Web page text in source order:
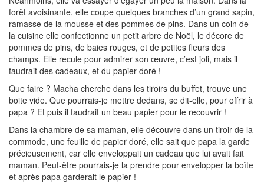
forêt avoisinante, elle coupe quelques branches d’un grand sapin,
ramasse de la mousse et des pommes de pins. Dans un coin de
la cuisine elle confectionne un petit arbre de Noël, le décore de
pommes de pins, de baies rouges, et de petites fleurs des
champs. Elle recule pour admirer son œuvre, c’est joli, mais il
faudrait des cadeaux, et du papier doré !
Que faire ? Macha cherche dans les tiroirs du buffet, trouve une
boite vide. Que pourrais-je mettre dedans, se dit-elle, pour offrir à
papa ? Et puis il faudrait un beau papier pour le recouvrir !
Dans la chambre de sa maman, elle découvre dans un tiroir de la
commode, une feuille de papier doré, elle sait que papa la garde
précieusement, car elle enveloppait un cadeau que lui avait fait
maman. Peut-être pourrais-je la prendre pour envelopper la boîte
et après papa garderait le papier !